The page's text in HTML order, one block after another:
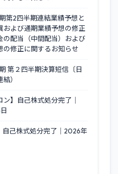
第2四半期連結業績予想と
および通期業績予想の修正
の配当（中間配当）および
の修正に関するお知らせ
第２四半期決算短信〔日
）
ン】自己株式処分完了｜
自己株式処分完了｜2026年